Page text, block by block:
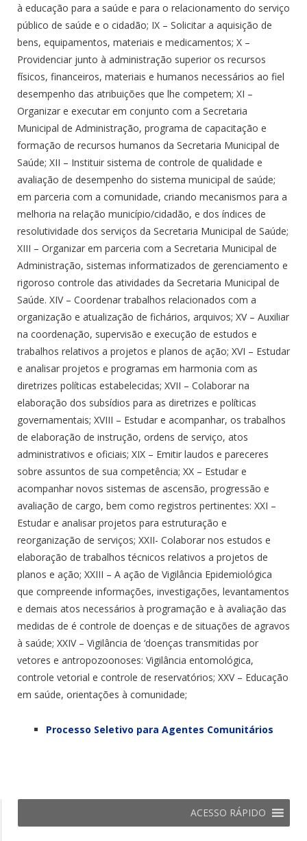
à educação para a saúde e para o relacionamento do serviço
público de saúde e o cidadão; IX – Solicitar a aquisição de
bens, equipamentos, materiais e medicamentos; X –
Providenciar junto à administração superior os recursos
físicos, financeiros, materiais e humanos necessários ao fiel
desempenho das atribuições que lhe competem; XI –
Organizar e executar em conjunto com a Secretaria
Municipal de Administração, programa de capacitação e
formação de recursos humanos da Secretaria Municipal de
Saúde; XII – Instituir sistema de controle de qualidade e
avaliação de desempenho do sistema municipal de saúde;
em parceria com a comunidade, criando mecanismos para a
melhoria na relação município/cidadão, e dos índices de
resolutividade dos serviços da Secretaria Municipal de Saúde;
XIII – Organizar em parceria com a Secretaria Municipal de
Administração, sistemas informatizados de gerenciamento e
rigoroso controle das atividades da Secretaria Municipal de
Saúde. XIV – Coordenar trabalhos relacionados com a
organização e atualização de fichários, arquivos; XV – Auxiliar
na coordenação, supervisão e execução de estudos e
trabalhos relativos a projetos e planos de ação; XVI – Estudar
e analisar projetos e programas em harmonia com as
diretrizes políticas estabelecidas; XVII – Colaborar na
elaboração dos subsídios para as diretrizes e políticas
governamentais; XVIII – Estudar e acompanhar, os trabalhos
de elaboração de instrução, ordens de serviço, atos
administrativos e oficiais; XIX – Emitir laudos e pareceres
sobre assuntos de sua competência; XX – Estudar e
acompanhar novos sistemas de ascensão, progressão e
avaliação de cargo, bem como registros pertinentes: XXI –
Estudar e analisar projetos para estruturação e
reorganização de serviços; XXII- Colaborar nos estudos e
elaboração de trabalhos técnicos relativos a projetos de
planos e ação; XXIII – A ação de Vigilância Epidemiológica
que compreende informações, investigações, levantamentos
e demais atos necessários à programação e à avaliação das
medidas de é controle de doenças e de situações de agravos
à saúde; XXIV – Vigilância de ‘doenças transmitidas por
vetores e antropozoonoses: Vigilância entomológica,
controle vetorial e controle de reservatórios; XXV – Educação
em saúde, orientações à comunidade;
Processo Seletivo para Agentes Comunitários
ACESSO RÁPIDO